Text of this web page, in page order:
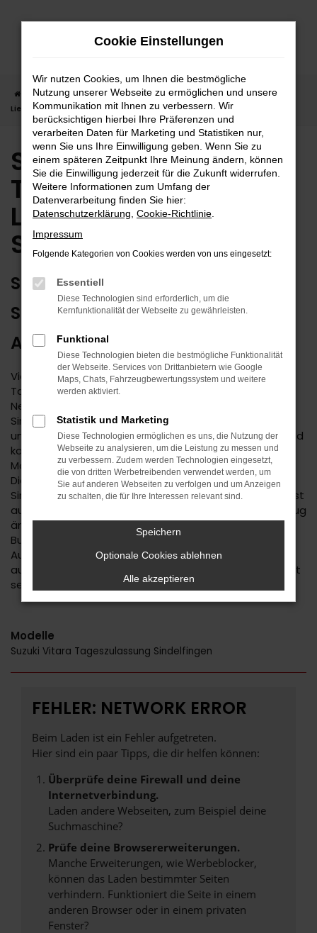
Zum
Startseite Sindelfingen Suzuki
Suzuki Tageszulassung |
Lieferservice nach Sindelfingen
Suzuki
Tageszulassung |
Lieferservice nach
Sindelfingen
SUZUKI TAGESZULASSUNG IN
SINDELFINGEN? WIR HABEN DIE
ARGUMENTE
Vielleicht haben Sie schon einmal von einer Suzuki
Tageszulassung gehört. Diese Methode, einen
Neuwagen günstiger anzubieten, ist sowohl in
Sindelfingen als auch an anderen Orten wohlbekannt
und hat sich bewährt. Man nehme einen Neuwagen und
konfiguriere diesen komplett mitsamt Lackierung,
Motorisierung sowie einer ganzen Reihe an Extras.
Dieses Fahrzeug wird sodann für exakt einen Tag in
Sindelfingen oder einem anderen Ort zugelassen, meist
auf den Händler. Dass sich hierdurch nichts am Fahrzeug
ändert und nach wie vor ein Kilometerstand von „0“ zu
Buche schlägt, ist selbstverständlich. Seitens der
Automobilhersteller wird jedoch von einem Fahrzeug
aus zweiter Hand ausgegangen und es fallen die sonst
sehr strengen preislichen Vorgaben weg.
Modelle
Suzuki Vitara Tageszulassung Sindelfingen
FEHLER: NETWORK ERROR
Beim Laden ist ein Fehler aufgetreten.
Hier sind ein paar Tipps, die dir helfen können:
Überprüfe deine Firewall und deine
Internetverbindung.
Laden andere Webseiten, zum Beispiel deine
Suchmaschine?
Prüfe deine Browsererweiterungen.
Manche Erweiterungen, wie Werbeblocker,
können das Laden bestimmter Seiten
verhindern. Funktioniert die Seite in einem
anderen Browser oder in einem privaten
Fenster?
Cookie Einstellungen
Wir nutzen Cookies, um Ihnen die bestmögliche
Nutzung unserer Webseite zu ermöglichen und unsere
Kommunikation mit Ihnen zu verbessern. Wir
berücksichtigen hierbei Ihre Präferenzen und
verarbeiten Daten für Marketing und Statistiken nur,
wenn Sie uns Ihre Einwilligung geben. Wenn Sie zu
einem späteren Zeitpunkt Ihre Meinung ändern, können
Sie die Einwilligung jederzeit für die Zukunft widerrufen.
Weitere Informationen zum Umfang der
Datenverarbeitung finden Sie hier:
Datenschutzerklärung Cookie-Richtlinie
Impressum
Folgende Kategorien von Cookies werden von uns eingesetzt:
Essentiell
Diese Technologien sind erforderlich, um die
Kernfunktionalität der Webseite zu gewährleisten.
Funktional
Diese Technologien bieten die bestmögliche Funktionalität
der Webseite. Services von Drittanbietern wie Google
Maps, Chats, Fahrzeugbewertungssystem und weitere
werden aktiviert.
Statistik und Marketing
Diese Technologien ermöglichen es uns, die Nutzung der
Webseite zu analysieren, um die Leistung zu messen und
zu verbessern. Zudem werden Technologien eingesetzt,
die von dritten Werbetreibenden verwendet werden, um
Sie auf anderen Webseiten zu verfolgen und um Anzeigen
zu schalten, die für Ihre Interessen relevant sind.
Speichern
Optionale Cookies ablehnen
Alle akzeptieren